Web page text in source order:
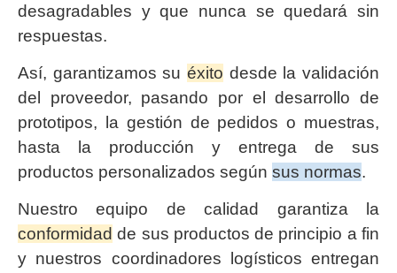
desagradables y que nunca se quedará sin
respuestas.
Así, garantizamos su éxito desde la validación
del proveedor, pasando por el desarrollo de
prototipos, la gestión de pedidos o muestras,
hasta la producción y entrega de sus
productos personalizados según sus normas.
Nuestro equipo de calidad garantiza la
conformidad de sus productos de principio a fin
y nuestros coordinadores logísticos entregan